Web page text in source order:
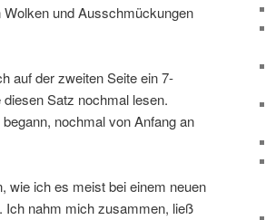
und Ausschmückungen
auf der zweiten Seite ein 7-
Satz nochmal lesen.
nochmal von Anfang an
wie ich es meist bei einem neuen
Ich nahm mich zusammen, ließ